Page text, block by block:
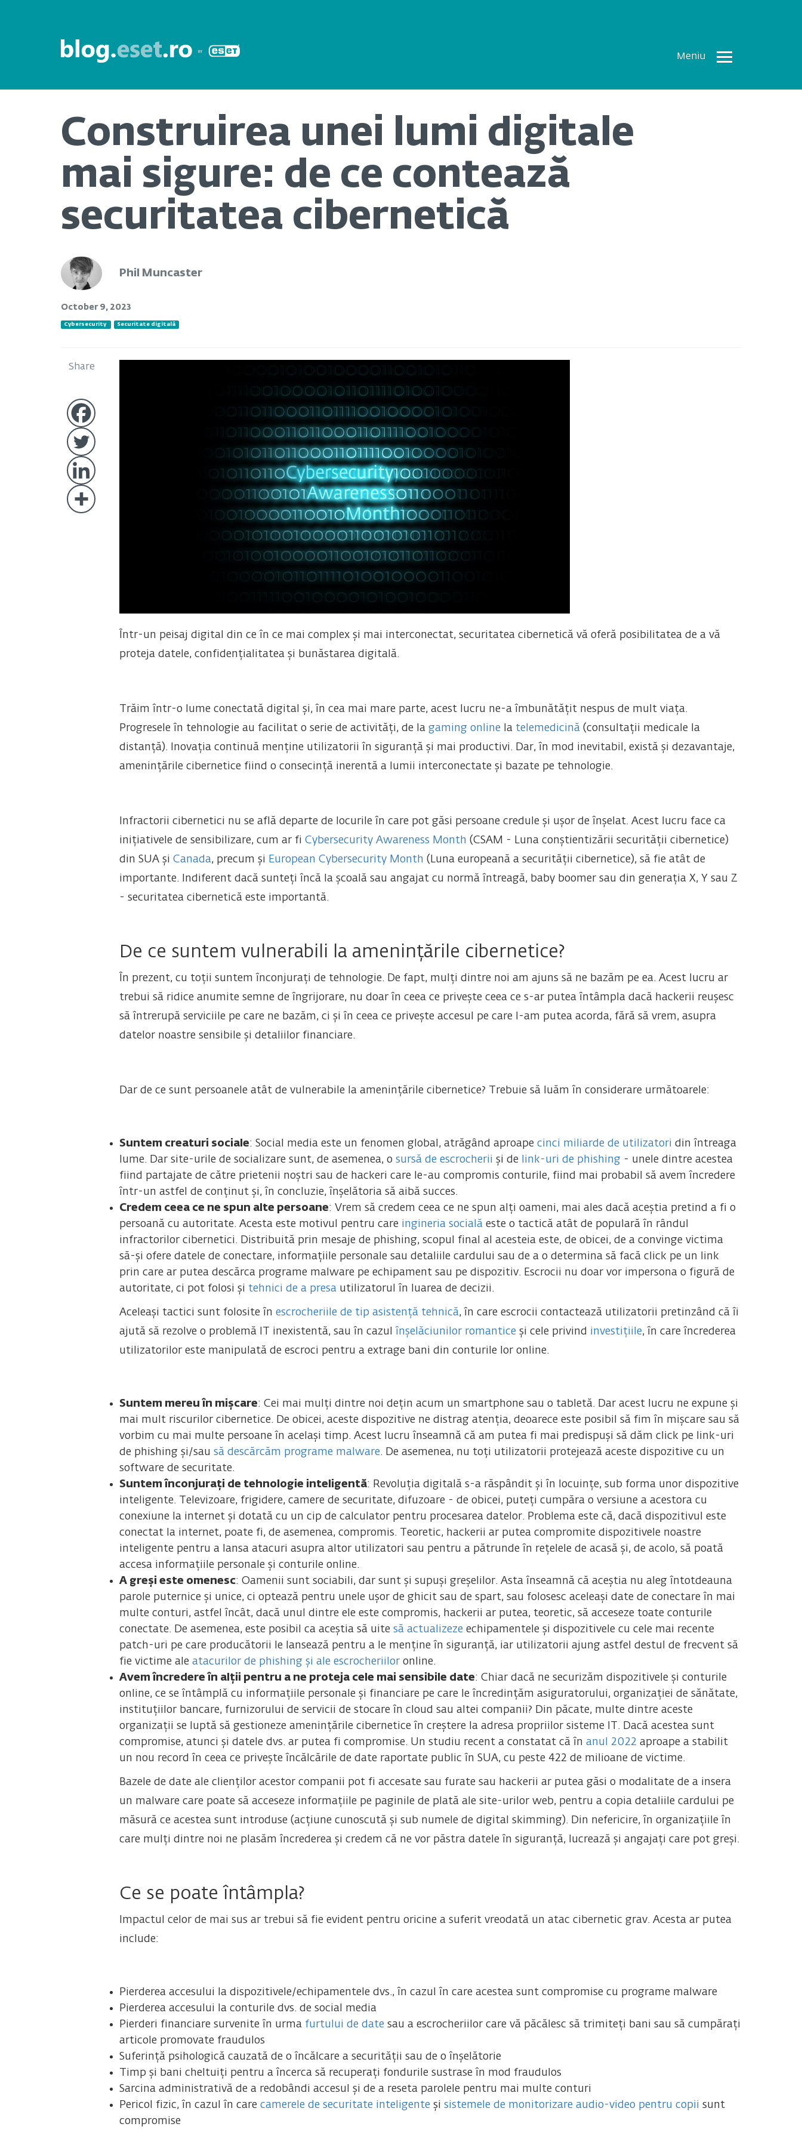
Meniu
Toate
Construirea unei lumi digitale
mai sigure: de ce contează
securitatea cibernetică
Phil Muncaster
October 9, 2023
Cybersecurity Securitate digitală
Share
Într-un peisaj digital din ce în ce mai complex și mai interconectat, securitatea cibernetică vă oferă posibilitatea de a vă
proteja datele, confidențialitatea și bunăstarea digitală.
Trăim într-o lume conectată digital și, în cea mai mare parte, acest lucru ne-a îmbunătățit nespus de mult viața.
Progresele în tehnologie au facilitat o serie de activități, de la gaming onlinela telemedicină(consultații medicale la
distanță). Inovația continuă menține utilizatorii în siguranță și mai productivi. Dar, în mod inevitabil, există și dezavantaje,
amenințările cibernetice fiind o consecință inerentă a lumii interconectate și bazate pe tehnologie.
Infractorii cibernetici nu se află departe de locurile în care pot găsi persoane credule și ușor de înșelat. Acest lucru face ca
inițiativele de sensibilizare, cum ar fi Cybersecurity Awareness Month (CSAM - Luna conștientizării securității cibernetice)
din SUA și Canada, precum și European Cybersecurity Month (Luna europeană a securității cibernetice), să fie atât de
importante. Indiferent dacă sunteți încă la școală sau angajat cu normă întreagă, baby boomer sau din generația X, Y sau Z
- securitatea cibernetică este importantă.
De ce suntem vulnerabili la amenințările cibernetice?
În prezent, cu toții suntem înconjurați de tehnologie. De fapt, mulți dintre noi am ajuns să ne bazăm pe ea. Acest lucru ar
trebui să ridice anumite semne de îngrijorare, nu doar în ceea ce privește ceea ce s-ar putea întâmpla dacă hackerii reușesc
să întrerupă serviciile pe care ne bazăm, ci și în ceea ce privește accesul pe care l-am putea acorda, fără să vrem, asupra
datelor noastre sensibile și detaliilor financiare.
Dar de ce sunt persoanele atât de vulnerabile la amenințările cibernetice? Trebuie să luăm în considerare următoarele:
Suntem creaturi sociale: Social media este un fenomen global, atrăgând aproape cinci miliarde de utilizatori din întreaga
lume. Dar site-urile de socializare sunt, de asemenea, o sursă de escrocherii și de link-uri de phishing- unele dintre acestea
fiind partajate de către prietenii noștri sau de hackeri care le-au compromis conturile, fiind mai probabil să avem încredere
într-un astfel de conținut și, în concluzie, înșelătoria să aibă succes.
Credem ceea ce ne spun alte persoane: Vrem să credem ceea ce ne spun alți oameni, mai ales dacă aceștia pretind a fi o
persoană cu autoritate. Acesta este motivul pentru care ingineria socialăeste o tactică atât de populară în rândul
infractorilor cibernetici. Distribuită prin mesaje de phishing, scopul final al acesteia este, de obicei, de a convinge victima
să-și ofere datele de conectare, informațiile personale sau detaliile cardului sau de a o determina să facă click pe un link
prin care ar putea descărca programe malware pe echipament sau pe dispozitiv. Escrocii nu doar vor impersona o figură de
autoritate, ci pot folosi și tehnici de a presautilizatorul în luarea de decizii.
Aceleași tactici sunt folosite în escrocheriile de tip asistență tehnică, în care escrocii contactează utilizatorii pretinzând că îi
ajută să rezolve o problemă IT inexistentă, sau în cazul înșelăciunilor romanticeși cele privind investițiile, în care încrederea
utilizatorilor este manipulată de escroci pentru a extrage bani din conturile lor online.
Suntem mereu în mișcare: Cei mai mulți dintre noi dețin acum un smartphone sau o tabletă. Dar acest lucru ne expune și
mai mult riscurilor cibernetice. De obicei, aceste dispozitive ne distrag atenția, deoarece este posibil să fim în mișcare sau să
vorbim cu mai multe persoane în același timp. Acest lucru înseamnă că am putea fi mai predispuși să dăm click pe link-uri
de phishing și/sau să descărcăm programe malware. De asemenea, nu toți utilizatorii protejează aceste dispozitive cu un
software de securitate.
Suntem înconjurați de tehnologie inteligentă: Revoluția digitală s-a răspândit și în locuințe, sub forma unor dispozitive
inteligente. Televizoare, frigidere, camere de securitate, difuzoare - de obicei, puteți cumpăra o versiune a acestora cu
conexiune la internet și dotată cu un cip de calculator pentru procesarea datelor. Problema este că, dacă dispozitivul este
conectat la internet, poate fi, de asemenea, compromis. Teoretic, hackerii ar putea compromite dispozitivele noastre
inteligente pentru a lansa atacuri asupra altor utilizatori sau pentru a pătrunde în rețelele de acasă și, de acolo, să poată
accesa informațiile personale și conturile online.
A greși este omenesc: Oamenii sunt sociabili, dar sunt și supuși greșelilor. Asta înseamnă că aceștia nu aleg întotdeauna
parole puternice și unice, ci optează pentru unele ușor de ghicit sau de spart, sau folosesc aceleași date de conectare în mai
multe conturi, astfel încât, dacă unul dintre ele este compromis, hackerii ar putea, teoretic, să acceseze toate conturile
conectate. De asemenea, este posibil ca aceștia să uite să actualizezeechipamentele și dispozitivele cu cele mai recente
patch-uri pe care producătorii le lansează pentru a le menține în siguranță, iar utilizatorii ajung astfel destul de frecvent să
fie victime ale atacurilor de phishing și ale escrocheriiloronline.
Avem încredere în alții pentru a ne proteja cele mai sensibile date: Chiar dacă ne securizăm dispozitivele și conturile
online, ce se întâmplă cu informațiile personale și financiare pe care le încredințăm asiguratorului, organizației de sănătate,
instituțiilor bancare, furnizorului de servicii de stocare în cloud sau altei companii? Din păcate, multe dintre aceste
organizații se luptă să gestioneze amenințările cibernetice în creștere la adresa propriilor sisteme IT. Dacă acestea sunt
compromise, atunci și datele dvs. ar putea fi compromise. Un studiu recent a constatat că în anul 2022 aproape a stabilit
un nou record în ceea ce privește încălcările de date raportate public în SUA, cu peste 422 de milioane de victime.
Bazele de date ale clienților acestor companii pot fi accesate sau furate sau hackerii ar putea găsi o modalitate de a insera
un malware care poate să acceseze informațiile pe paginile de plată ale site-urilor web, pentru a copia detaliile cardului pe
măsură ce acestea sunt introduse (acțiune cunoscută și sub numele de digital skimming). Din nefericire, în organizațiile în
care mulți dintre noi ne plasăm încrederea și credem că ne vor păstra datele în siguranță, lucrează și angajați care pot greși.
Ce se poate întâmpla?
Impactul celor de mai sus ar trebui să fie evident pentru oricine a suferit vreodată un atac cibernetic grav. Acesta ar putea
include:
Pierderea accesului la dispozitivele/echipamentele dvs., în cazul în care acestea sunt compromise cu programe malware
Pierderea accesului la conturile dvs. de social media
Pierderi financiare survenite în urma furtului de datesau a escrocheriilor care vă păcălesc să trimiteți bani sau să cumpărați
articole promovate fraudulos
Suferință psihologică cauzată de o încălcare a securității sau de o înșelătorie
Timp și bani cheltuiți pentru a încerca să recuperați fondurile sustrase în mod fraudulos
Sarcina administrativă de a redobândi accesul și de a reseta parolele pentru mai multe conturi
Pericol fizic, în cazul în care camerele de securitate inteligenteși sistemele de monitorizare audio-video pentru copii sunt
compromise